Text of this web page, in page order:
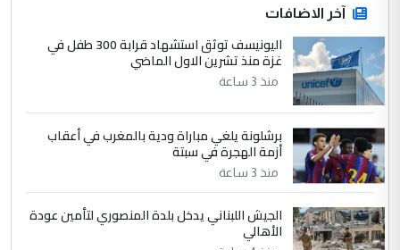
ابا فرات ...
الموضوع :
الجواهري يرد على صدام حسين سل
مضجعيك يابن الزنا (نص كامل)
4 سردار
التعليق : واحد من عصابة علي ماما يسقط
جنسية الرافد الثالث للعراق ومن اصول عريقة
ابا فرات ...
الموضوع :
الجواهري يرد على صدام حسين سل
مضجعيك يابن الزنا (نص كامل)
آخر الاضافات
اليونيسف توثق استشهاد قرابة 300 طفل في
غزة منذ تشرين الاول الماضي
منذ 3 ساعة
برشلونة يلغي مباراة ودية بالمغرب في أعقاب
أزمة الهجرة في سبتة
منذ 3 ساعة
الجيش اللبناني يدخل بلدة المنصوري لتأمين عودة
الأهالي